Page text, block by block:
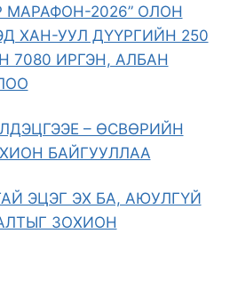
МАРАФОН-2026” ОЛОН
ХАН-УУЛ ДҮҮРГИЙН 250
7080 ИРГЭН, АЛБАН
– ӨСВӨРИЙН
БАЙГУУЛЛАА
ЭЦЭГ ЭХ БА, АЮУЛГҮЙ
ЗОХИОН